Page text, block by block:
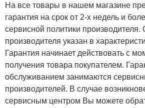
На все товары в нашем магазине
гарантия на срок от 2-х недель и
сервисной политики производителя.
производителя указан в
Гарантия начинает действовать с
получения товара покупателем.
обслуживанием занимаются
производителей. В случае
сервисным центром Вы можете